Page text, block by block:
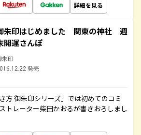
詳細を見る
朱印はじめました 関東の神社 週
開運さんぽ
朱印
発売
方 御朱印シリーズ」では初めてのコミ
トレーター柴田かおるが書きおろしまし